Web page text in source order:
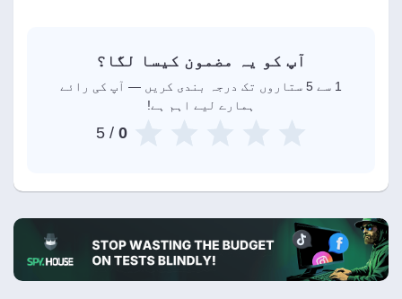
آپ کو یہ مضمون کیسا لگا؟
1 سے 5 ستاروں تک درجہ بندی کریں — آپ کی رائے
ہمارے لیے اہم ہے!
0
/ 5